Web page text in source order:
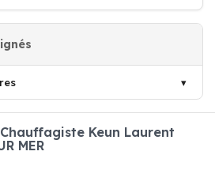
Keun Laurent
MER